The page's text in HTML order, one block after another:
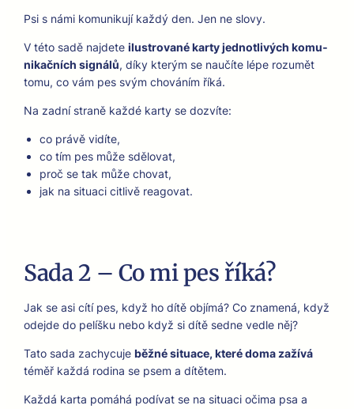
Psi s námi komu­niku­jí každý den. Jen ne slovy.
V této sadě najdete ilus­trované kar­ty jed­notlivých komu­
nikačních signálů, díky kterým se naučíte lépe rozumět
tomu, co vám pes svým chováním říká.
Na zad­ní straně každé kar­ty se dozvíte:
co právě vidíte,
co tím pes může sdělo­vat,
proč se tak může cho­vat,
jak na situaci citlivě reago­v­at.
Sada 2 – Co mi pes říká?
Jak se asi cítí pes, když ho dítě objímá? Co zna­mená, když
ode­jde do pelíšku nebo když si dítě sedne vedle něj?
Tato sada zachy­cu­je běžné situ­ace, které doma zažívá
téměř každá rod­i­na se psem a dítětem.
Každá kar­ta pomáhá podí­vat se na situaci oči­ma psa a